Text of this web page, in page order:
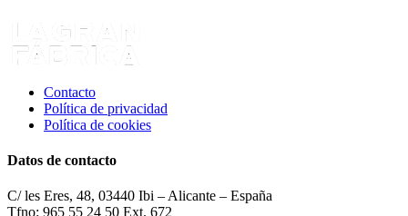
Contacto
Política de privacidad
Política de cookies
Datos de contacto
C/ les Eres, 48, 03440 Ibi – Alicante – España
Tfno: 965 55 24 50 Ext. 672